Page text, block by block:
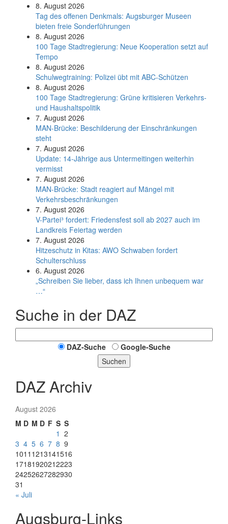
8. August 2026
Tag des offenen Denkmals: Augsburger Museen
bieten freie Sonderführungen
8. August 2026
100 Tage Stadtregierung: Neue Kooperation setzt auf
Tempo
8. August 2026
Schul­weg­trai­ning: Poli­zei übt mit ABC-Schüt­zen
8. August 2026
100 Tage Stadtregierung: Grüne kritisieren Verkehrs-
und Haushaltspolitik
7. August 2026
MAN-Brücke: Beschilderung der Einschränkungen
steht
7. August 2026
Update: 14-Jährige aus Untermeitingen weiterhin
vermisst
7. August 2026
MAN-Brücke: Stadt reagiert auf Mängel mit
Verkehrsbeschränkungen
7. August 2026
V-Partei­³ fordert: Friedens­fest soll ab 2027 auch im
Land­kreis Feier­tag werden
7. August 2026
Hitzeschutz in Kitas: AWO Schwaben fordert
Schulterschluss
6. August 2026
„Schreiben Sie lieber, dass ich Ihnen unbequem war
…“
Suche in der DAZ
DAZ-Suche
Google-Suche
Suchen
DAZ Archiv
August 2026
M D M D F S S
1 2
3 4 5 6 7 8 9
1011 1213141516
17181920212223
24252627282930
31
« Juli
Augsburg-Links